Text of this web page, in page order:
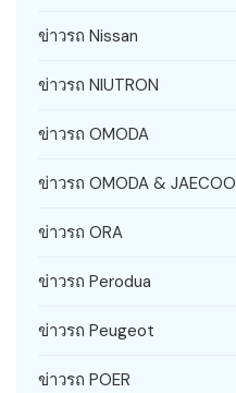
ข่าวรถ Nissan
ข่าวรถ NIUTRON
ข่าวรถ OMODA
ข่าวรถ OMODA & JAECOO
ข่าวรถ ORA
ข่าวรถ Perodua
ข่าวรถ Peugeot
ข่าวรถ POER